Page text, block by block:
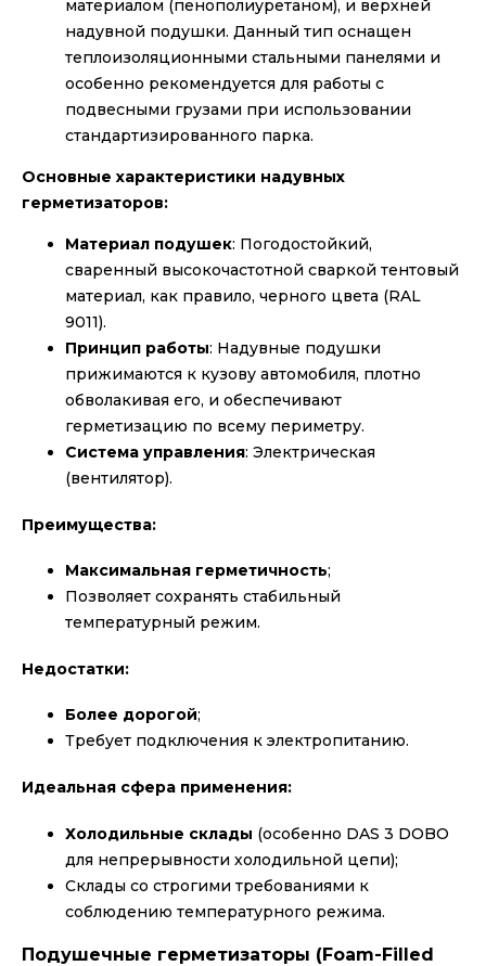
материалом (пенополиуретаном), и верхней
надувной подушки. Данный тип оснащен
теплоизоляционными стальными панелями и
особенно рекомендуется для работы с
подвесными грузами при использовании
стандартизированного парка.
Основные характеристики надувных
герметизаторов:
Материал подушек: Погодостойкий,
сваренный высокочастотной сваркой тентовый
материал, как правило, черного цвета (RAL
9011).
Принцип работы: Надувные подушки
прижимаются к кузову автомобиля, плотно
обволакивая его, и обеспечивают
герметизацию по всему периметру.
Система управления: Электрическая
(вентилятор).
Преимущества:
Максимальная герметичность;
Позволяет сохранять стабильный
температурный режим.
Недостатки:
Более дорогой;
Требует подключения к электропитанию.
Идеальная сфера применения:
Холодильные склады (особенно DAS 3 DOBO
для непрерывности холодильной цепи);
Склады со строгими требованиями к
соблюдению температурного режима.
Подушечные герметизаторы (Foam-Filled